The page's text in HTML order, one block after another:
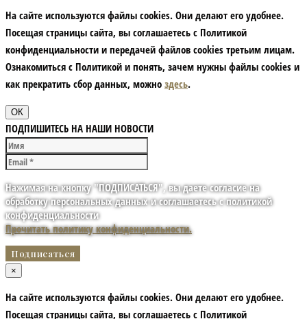
На сайте используются файлы cookies. Они делают его удобнее.
Посещая страницы сайта, вы соглашаетесь с Политикой
конфиденциальности и передачей файлов cookies третьим лицам.
Ознакомиться с Политикой и понять, зачем нужны файлы сookies и
как прекратить сбор данных, можно здесь.
ОК
ПОДПИШИТЕСЬ НА НАШИ НОВОСТИ
Нажимая на кнопку "ПОДПИСАТЬСЯ", вы даете согласие на
обработку персональных данных и соглашаетесь с политикой
конфиденциальности
Прочитать политику конфиденциальности.
×
На сайте используются файлы cookies. Они делают его удобнее.
Посещая страницы сайта, вы соглашаетесь с Политикой